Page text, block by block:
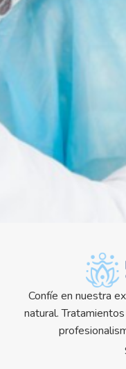
Confíe en nuestra
natural.